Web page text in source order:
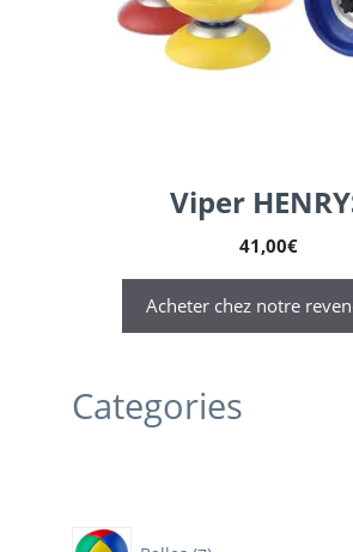
Viper
41,00€
Acheter chez notre
Categories